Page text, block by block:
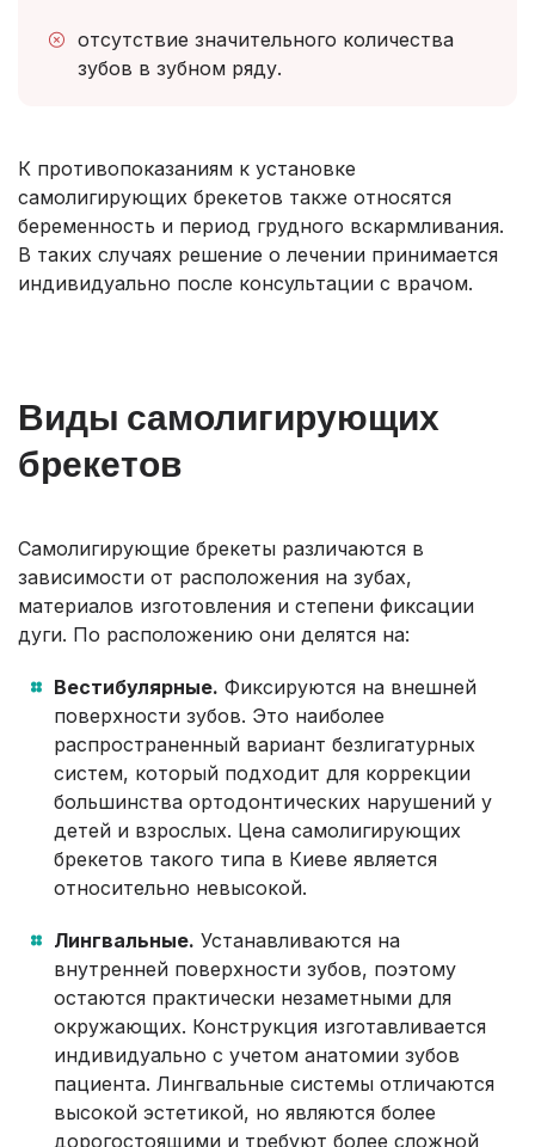
отсутствие значительного количества
зубов в зубном ряду.
К противопоказаниям к установке
самолигирующих брекетов также относятся
беременность и период грудного вскармливания.
В таких случаях решение о лечении принимается
индивидуально после консультации с врачом.
Виды самолигирующих
брекетов
Самолигирующие брекеты различаются в
зависимости от расположения на зубах,
материалов изготовления и степени фиксации
дуги. По расположению они делятся на:
Вестибулярные. Фиксируются на внешней
поверхности зубов. Это наиболее
распространенный вариант безлигатурных
систем, который подходит для коррекции
большинства ортодонтических нарушений у
детей и взрослых. Цена самолигирующих
брекетов такого типа в Киеве является
относительно невысокой.
Лингвальные. Устанавливаются на
внутренней поверхности зубов, поэтому
остаются практически незаметными для
окружающих. Конструкция изготавливается
индивидуально с учетом анатомии зубов
пациента. Лингвальные системы отличаются
высокой эстетикой, но являются более
дорогостоящими и требуют более сложной